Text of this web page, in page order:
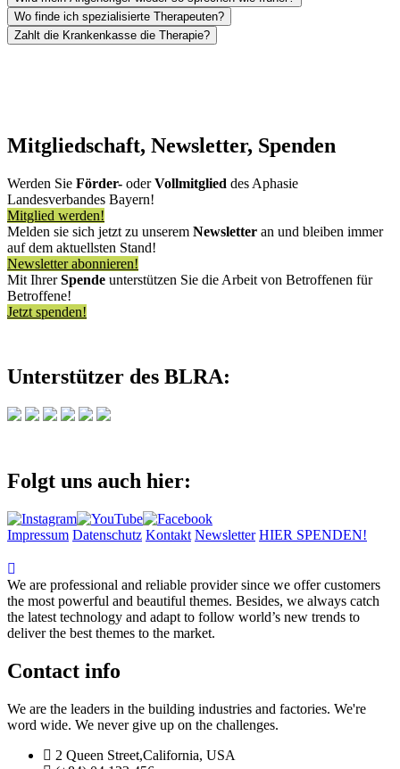
Wo finde ich spezialisierte Therapeuten?
Zahlt die Krankenkasse die Therapie?
Mitgliedschaft, Newsletter, Spenden
Werden Sie Förder- oderVollmitglied des Aphasie
Landesverbandes Bayern!
Mitglied werden!
Melden sie sich jetzt zu unserem Newsletter an und bleiben immer
auf dem aktuellsten Stand!
Newsletter abonnieren!
Mit IhrerSpende unterstützen Sie die Arbeit von Betroffenen für
Betroffene!
Jetzt spenden!
Unterstützer des BLRA:
Folgt uns auch hier:
Impressum Datenschutz Kontakt Newsletter HIER SPENDEN!
We are professional and reliable provider since we offer customers
the most powerful and beautiful themes. Besides, we always catch
the latest technology and adapt to follow world’s new trends to
deliver the best themes to the market.
Contact info
We are the leaders in the building industries and factories. We're
word wide. We never give up on the challenges.
2 Queen Street,California, USA